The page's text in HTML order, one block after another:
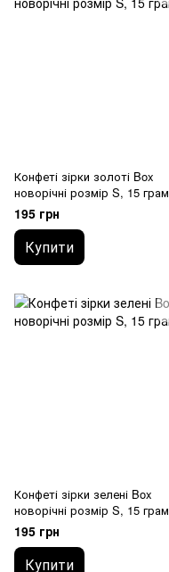
Конфеті зірки золоті Box
новорічні розмір S, 15 грам
195 грн
Купити
Конфеті зірки зелені Box
новорічні розмір S, 15 грам
195 грн
Купити